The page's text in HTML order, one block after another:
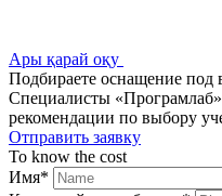
Ары қарай оқу
Подбираете оснащение под
Специалисты
рекомендации по выбору
Отправить заявку
To know the cost
Имя*